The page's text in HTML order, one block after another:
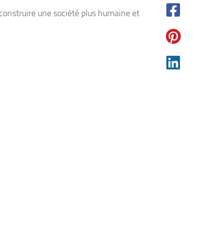
une société plus humaine et